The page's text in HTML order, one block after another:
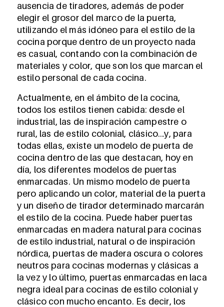
ausencia de tiradores, además de poder
elegir el grosor del marco de la puerta,
utilizando el más idóneo para el estilo de la
cocina porque dentro de un proyecto nada
es casual, contando con la combinación de
materiales y color, que son los que marcan el
estilo personal de cada cocina.
Actualmente, en el ámbito de la cocina,
todos los estilos tienen cabida: desde el
industrial, las de inspiración campestre o
rural, las de estilo colonial, clásico…y, para
todas ellas, existe un modelo de puerta de
cocina dentro de las que destacan, hoy en
día, los diferentes modelos de puertas
enmarcadas. Un mismo modelo de puerta
pero aplicando un color, material de la puerta
y un diseño de tirador determinado marcarán
el estilo de la cocina. Puede haber puertas
enmarcadas en madera natural para cocinas
de estilo industrial, natural o de inspiración
nórdica, puertas de madera oscura o colores
neutros para cocinas modernas y clásicas a
la vez y lo último, puertas enmarcadas en laca
negra ideal para cocinas de estilo colonial y
clásico con mucho encanto. Es decir, los